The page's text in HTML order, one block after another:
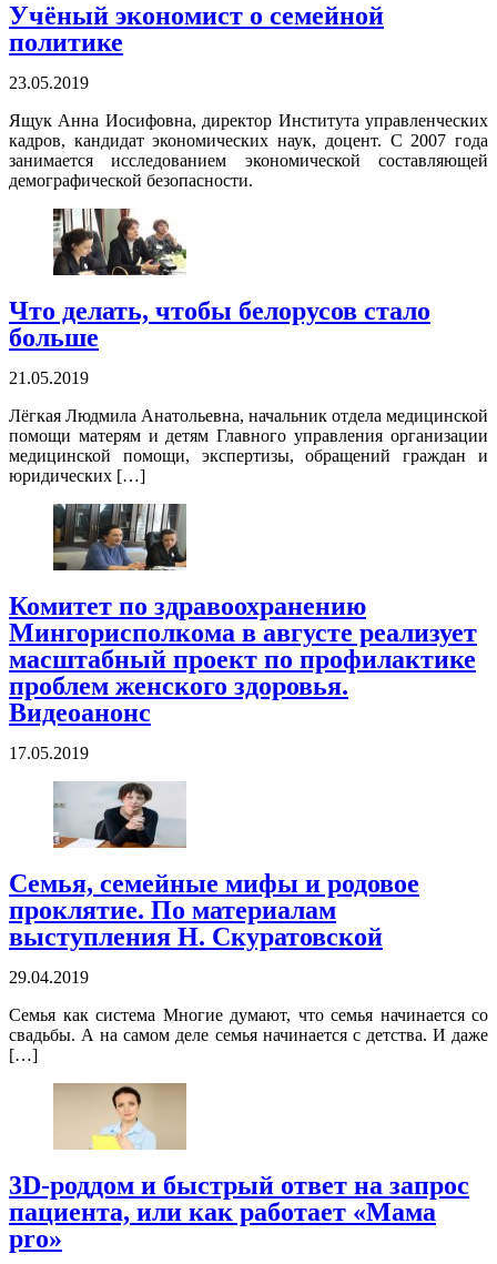
Учёный экономист о семейной
политике
23.05.2019
Ящук Анна Иосифовна, директор Института управленческих
кадров, кандидат экономических наук, доцент. С 2007 года
занимается исследованием экономической составляющей
демографической безопасности.
Что делать, чтобы белорусов стало
больше
21.05.2019
Лёгкая Людмила Анатольевна, начальник отдела медицинской
помощи матерям и детям Главного управления организации
медицинской помощи, экспертизы, обращений граждан и
юридических […]
Комитет по здравоохранению
Мингорисполкома в августе реализует
масштабный проект по профилактике
проблем женского здоровья.
Видеоанонс
17.05.2019
Семья, семейные мифы и родовое
проклятие. По материалам
выступления Н. Скуратовской
29.04.2019
Семья как система Многие думают, что семья начинается со
свадьбы. А на самом деле семья начинается с детства. И даже
[…]
3D-роддом и быстрый ответ на запрос
пациента, или как работает «Мама
prо»